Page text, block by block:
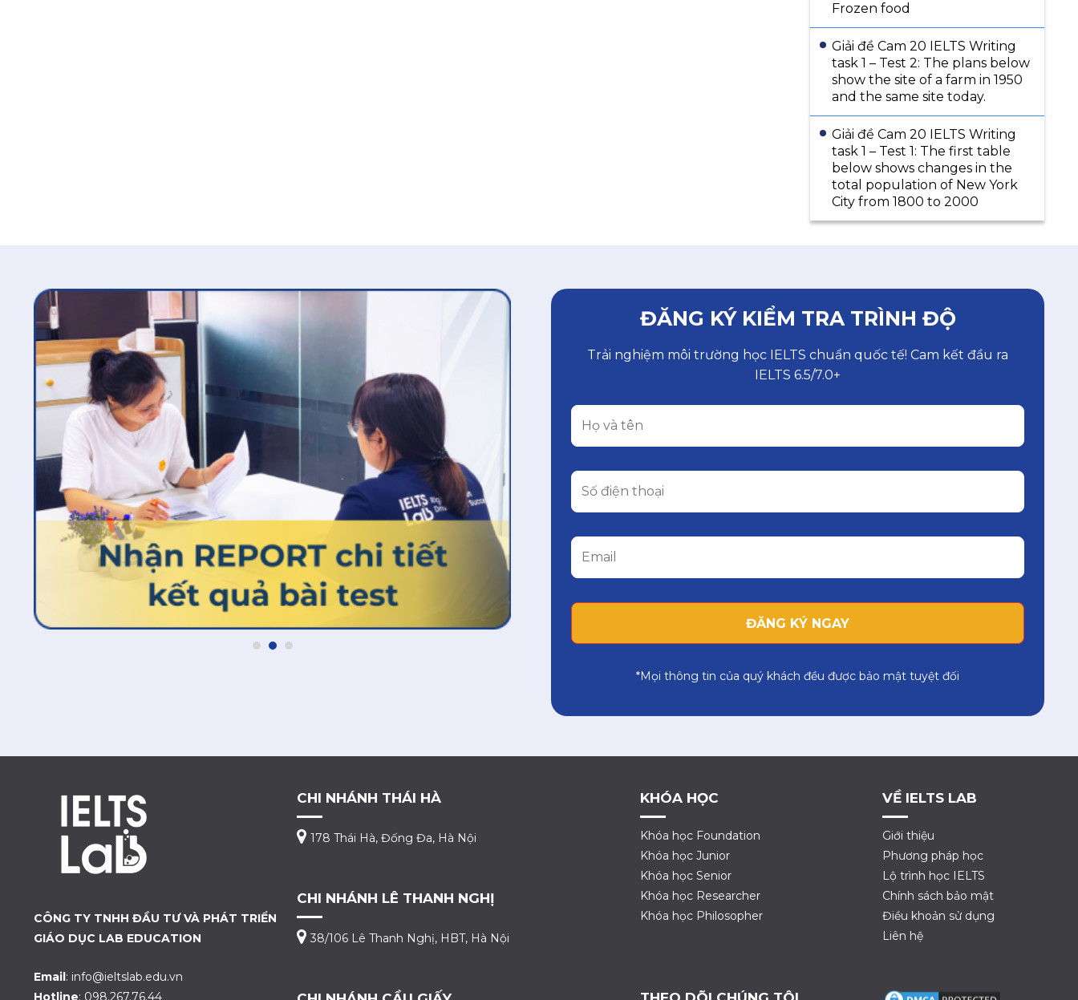
Frozen food
Giải đề Cam 20 IELTS Writing
task 1 – Test 2: The plans below
show the site of a farm in 1950
and the same site today.
Giải đề Cam 20 IELTS Writing
task 1 – Test 1: The first table
below shows changes in the
total population of New York
City from 1800 to 2000
ĐĂNG KÝ KIỂM TRA TRÌNH ĐỘ
Trải nghiệm môi trường học IELTS chuẩn quốc tế! Cam kết đầu ra
IELTS 6.5/7.0+
*Mọi thông tin của quý khách đều được bảo mật tuyệt đối
CÔNG TY TNHH ĐẦU TƯ VÀ PHÁT TRIỂN
GIÁO DỤC LAB EDUCATION
Email: info@ieltslab.edu.vn
Hotline: 098.267.76.44
CHI NHÁNH THÁI HÀ
178 Thái Hà, Đống Đa, Hà Nội
CHI NHÁNH LÊ THANH NGHỊ
38/106 Lê Thanh Nghị, HBT, Hà Nội
KHÓA HỌC
Khóa học Foundation
Khóa học Junior
Khóa học Senior
Khóa học Researcher
Khóa học Philosopher
VỀ IELTS LAB
Giới thiệu
Phương pháp học
Lộ trình học IELTS
Chính sách bảo mật
Điều khoản sử dụng
Liên hệ